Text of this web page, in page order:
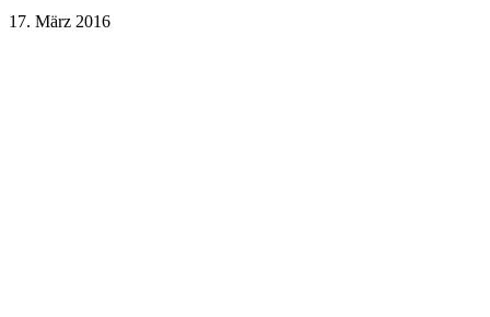
17. März 2016